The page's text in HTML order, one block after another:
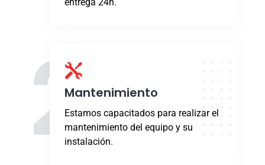
2Mantenimiento
Estamos capacitados para realizar el
mantenimiento del equipo y su
instalación.